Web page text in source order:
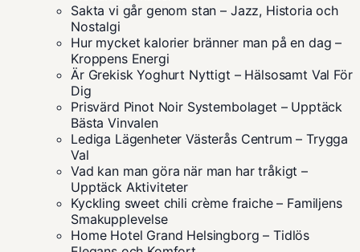
Sakta vi går genom stan – Jazz, Historia och
Nostalgi
Hur mycket kalorier bränner man på en dag –
Kroppens Energi
Är Grekisk Yoghurt Nyttigt – Hälsosamt Val För
Dig
Prisvärd Pinot Noir Systembolaget – Upptäck
Bästa Vinvalen
Lediga Lägenheter Västerås Centrum – Trygga
Val
Vad kan man göra när man har tråkigt –
Upptäck Aktiviteter
Kyckling sweet chili crème fraiche – Familjens
Smakupplevelse
Home Hotel Grand Helsingborg – Tidlös